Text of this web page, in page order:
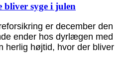
bliver syge i julen
er december den
ender hos dyrlægen med
herlig højtid, hvor der bliver